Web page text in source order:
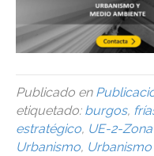
Publicado en
etiquetado: burgos,
estratégico, UE-2-
Urbanismo, Urbanismo